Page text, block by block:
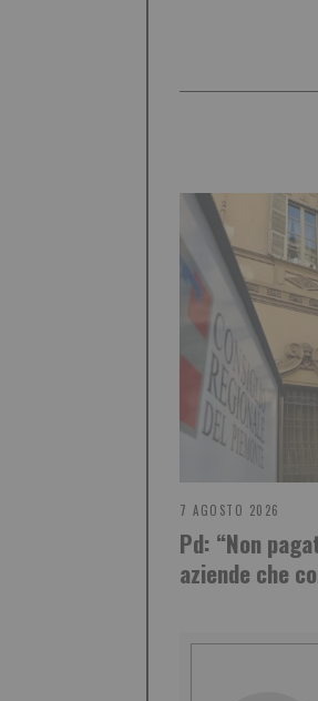
7 AGOSTO 2026
Pd: “Non
aziende che